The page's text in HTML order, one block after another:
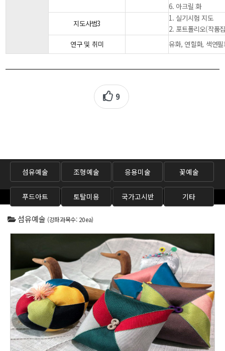
6. 아크릴 화
지도사범3
1. 실기시험 지도
2. 포트폴리오(작품
연구 및 취미
유화, 연힐화, 색연
9
섬유예술 조형예술 응용미술 꽃예술
푸드아트 토탈미용 국가고시반 기타
섬유예술 (강좌과목수: 20ea)